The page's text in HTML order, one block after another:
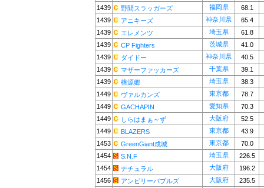
1439
野間スラッガーズ 福岡県
68.1
1439
アニキーズ 神奈川県
65.4
1439
エレメンツ 埼玉県
61.8
1439
CP Fighters 茨城県
41.0
1439
ダイドー 神奈川県
40.5
1439
マザーファッカーズ 千葉県
39.1
1439
桃源郷 埼玉県
38.3
1449
ヴァルカンズ 東京都
78.7
1449
GACHAPIN 愛知県
70.3
1449
しらはまぁ～ず 大阪府
52.5
1449
BLAZERS 東京都
43.9
1453
GreenGiant成城 東京都
70.0
1454
S.N.F 埼玉県
226.5
1454
ナチュラル 大阪府
196.2
1456
アンビリーバブルズ 大阪府
235.5